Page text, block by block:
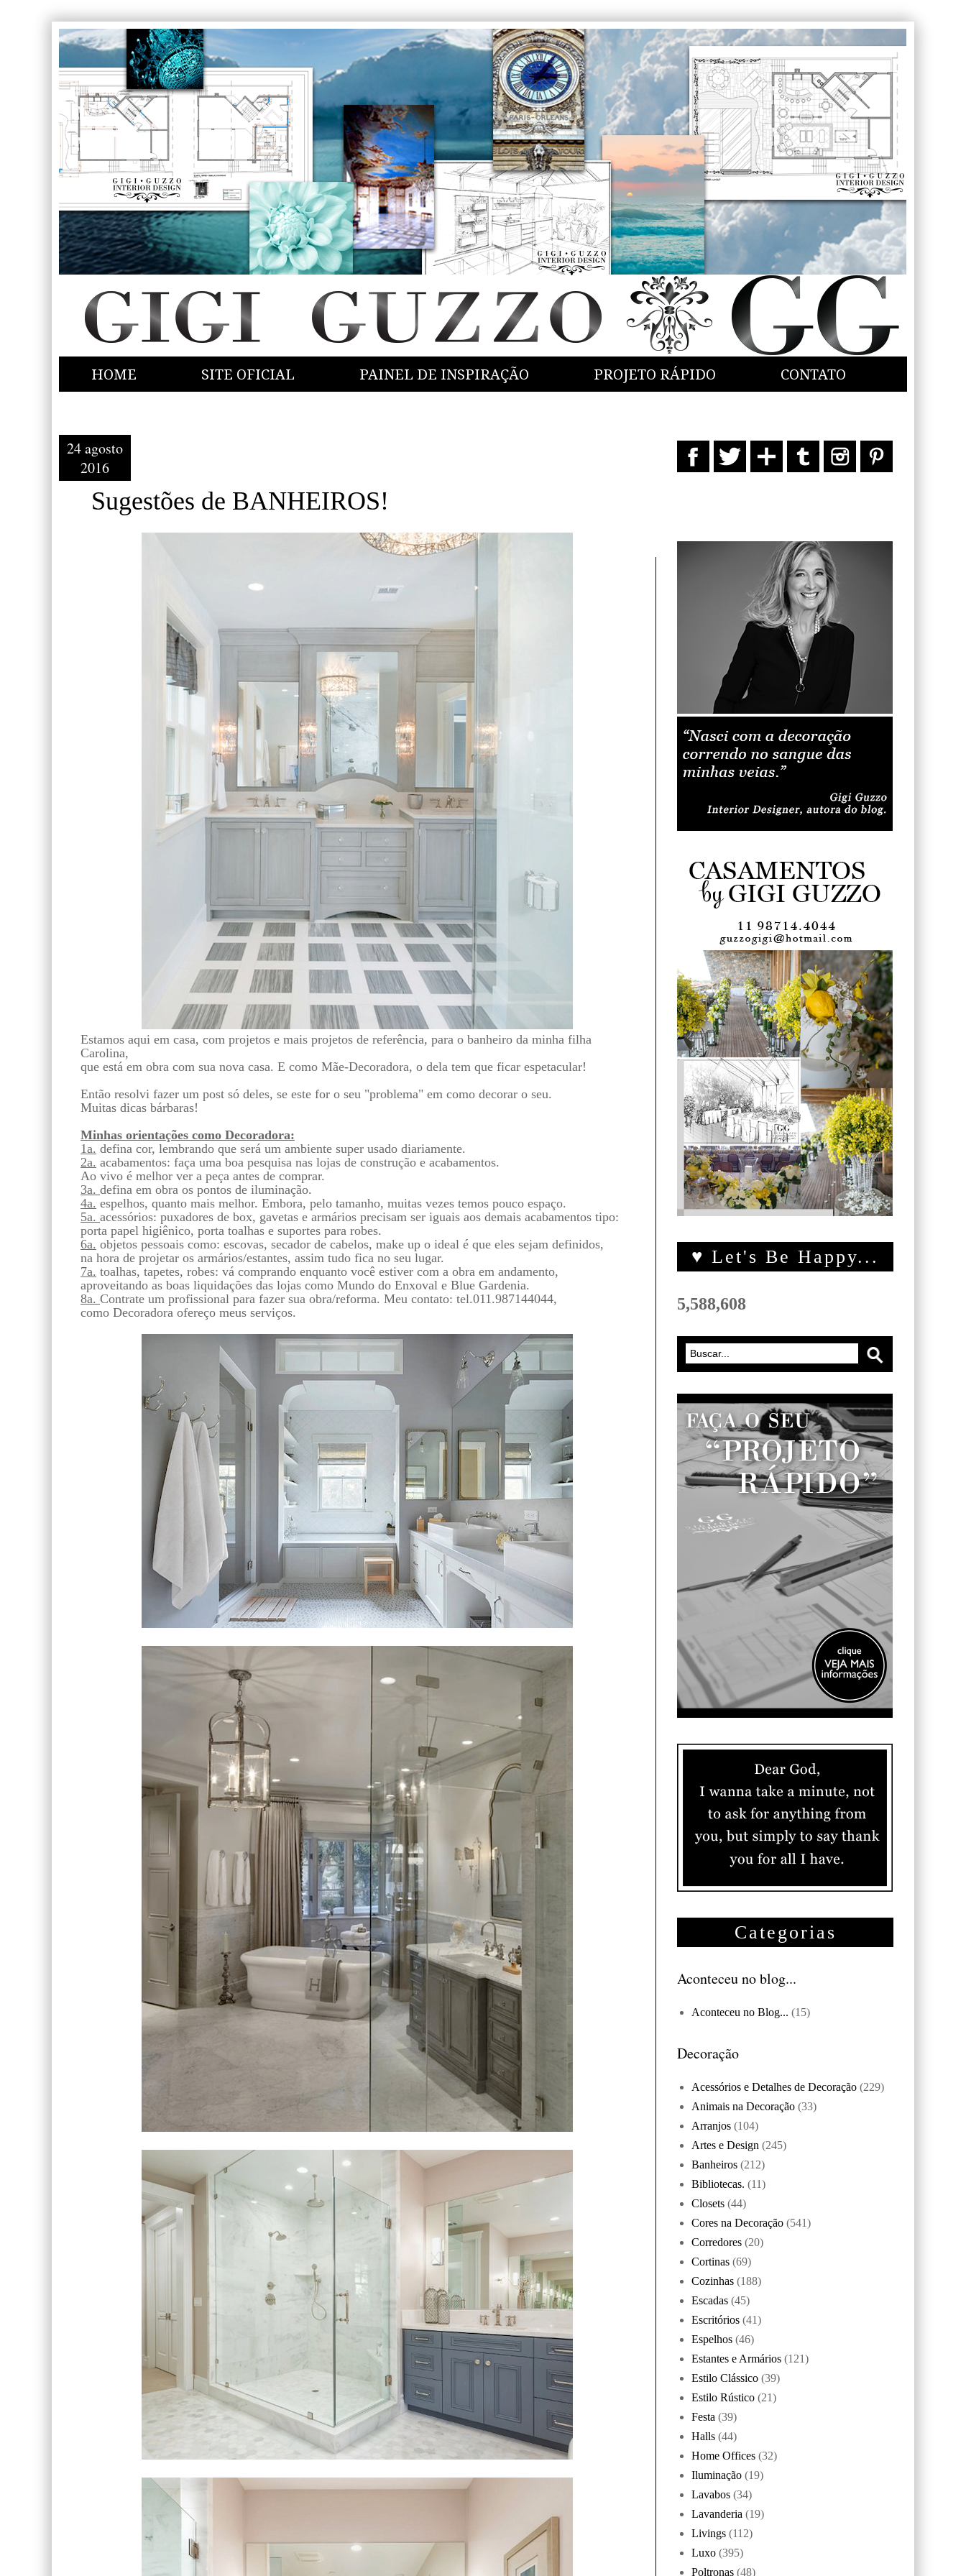
HOME SITE OFICIAL PAINEL DE INSPIRAÇÃO PROJETO RÁPIDO CONTATO
24 agosto
2016
Sugestões de BANHEIROS!
Estamos aqui em casa, com projetos e mais projetos de referência, para o banheiro da minha filha
Carolina,
que está em obra com sua nova casa. E como Mãe-Decoradora, o dela tem que ficar espetacular!
Então resolvi fazer um post só deles, se este for o seu "problema" em como decorar o seu.
Muitas dicas bárbaras!
Minhas orientações como Decoradora:
1a. defina cor, lembrando que será um ambiente super usado diariamente.
2a. acabamentos: faça uma boa pesquisa nas lojas de construção e acabamentos.
Ao vivo é melhor ver a peça antes de comprar.
3a. defina em obra os pontos de iluminação.
4a. espelhos, quanto mais melhor. Embora, pelo tamanho, muitas vezes temos pouco espaço.
5a. acessórios: puxadores de box, gavetas e armários precisam ser iguais aos demais acabamentos tipo:
porta papel higiênico, porta toalhas e suportes para robes.
6a. objetos pessoais como: escovas, secador de cabelos, make up o ideal é que eles sejam definidos,
na hora de projetar os armários/estantes, assim tudo fica no seu lugar.
7a. toalhas, tapetes, robes: vá comprando enquanto você estiver com a obra em andamento,
aproveitando as boas liquidações das lojas como Mundo do Enxoval e Blue Gardenia.
8a. Contrate um profissional para fazer sua obra/reforma. Meu contato: tel.011.987144044,
como Decoradora ofereço meus serviços.
♥ Let's Be Happy...
5,588,608
Categorias
Aconteceu no blog...
Aconteceu no Blog... (15)
Decoração
Acessórios e Detalhes de Decoração (229)
Animais na Decoração (33)
Arranjos (104)
Artes e Design (245)
Banheiros (212)
Bibliotecas. (11)
Closets (44)
Cores na Decoração (541)
Corredores (20)
Cortinas (69)
Cozinhas (188)
Escadas (45)
Escritórios (41)
Espelhos (46)
Estantes e Armários (121)
Estilo Clássico (39)
Estilo Rústico (21)
Festa (39)
Halls (44)
Home Offices (32)
Iluminação (19)
Lavabos (34)
Lavanderia (19)
Livings (112)
Luxo (395)
Poltronas (48)